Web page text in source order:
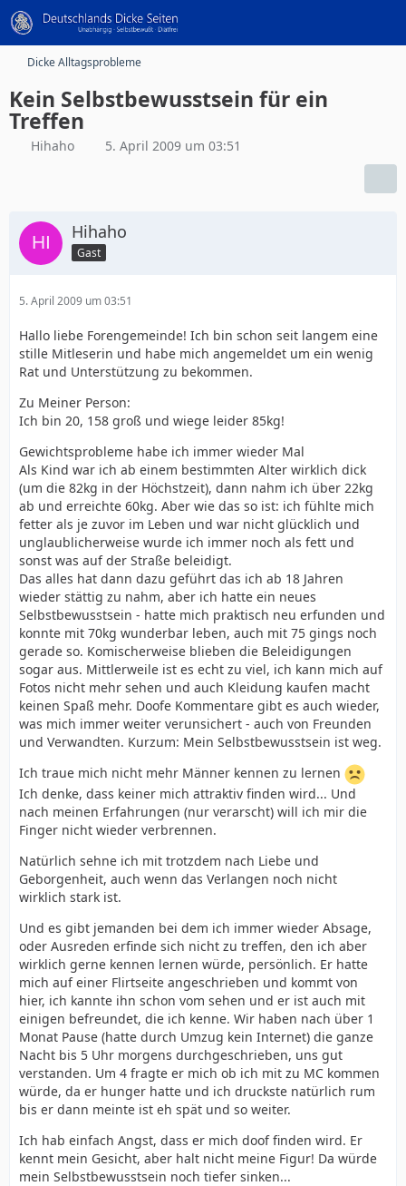
Dicke Alltagsprobleme
Kein Selbstbewusstsein für ein
Treffen
Hihaho 5. April 2009 um 03:51
Hihaho
Gast
5. April 2009 um 03:51
Hallo liebe Forengemeinde! Ich bin schon seit langem eine
stille Mitleserin und habe mich angemeldet um ein wenig
Rat und Unterstützung zu bekommen.
Zu Meiner Person:
Ich bin 20, 158 groß und wiege leider 85kg!
Gewichtsprobleme habe ich immer wieder Mal
Als Kind war ich ab einem bestimmten Alter wirklich dick
(um die 82kg in der Höchstzeit), dann nahm ich über 22kg
ab und erreichte 60kg. Aber wie das so ist: ich fühlte mich
fetter als je zuvor im Leben und war nicht glücklich und
unglaublicherweise wurde ich immer noch als fett und
sonst was auf der Straße beleidigt.
Das alles hat dann dazu geführt das ich ab 18 Jahren
wieder stättig zu nahm, aber ich hatte ein neues
Selbstbewusstsein - hatte mich praktisch neu erfunden und
konnte mit 70kg wunderbar leben, auch mit 75 gings noch
gerade so. Komischerweise blieben die Beleidigungen
sogar aus. Mittlerweile ist es echt zu viel, ich kann mich auf
Fotos nicht mehr sehen und auch Kleidung kaufen macht
keinen Spaß mehr. Doofe Kommentare gibt es auch wieder,
was mich immer weiter verunsichert - auch von Freunden
und Verwandten. Kurzum: Mein Selbstbewusstsein ist weg.
Ich traue mich nicht mehr Männer kennen zu lernen
Ich denke, dass keiner mich attraktiv finden wird... Und
nach meinen Erfahrungen (nur verarscht) will ich mir die
Finger nicht wieder verbrennen.
Natürlich sehne ich mit trotzdem nach Liebe und
Geborgenheit, auch wenn das Verlangen noch nicht
wirklich stark ist.
Und es gibt jemanden bei dem ich immer wieder Absage,
oder Ausreden erfinde sich nicht zu treffen, den ich aber
wirklich gerne kennen lernen würde, persönlich. Er hatte
mich auf einer Flirtseite angeschrieben und kommt von
hier, ich kannte ihn schon vom sehen und er ist auch mit
einigen befreundet, die ich kenne. Wir haben nach über 1
Monat Pause (hatte durch Umzug kein Internet) die ganze
Nacht bis 5 Uhr morgens durchgeschrieben, uns gut
verstanden. Um 4 fragte er mich ob ich mit zu MC kommen
würde, da er hunger hatte und ich druckste natürlich rum
bis er dann meinte ist eh spät und so weiter.
Ich hab einfach Angst, dass er mich doof finden wird. Er
kennt mein Gesicht, aber halt nicht meine Figur! Da würde
mein Selbstbewusstsein noch tiefer sinken...